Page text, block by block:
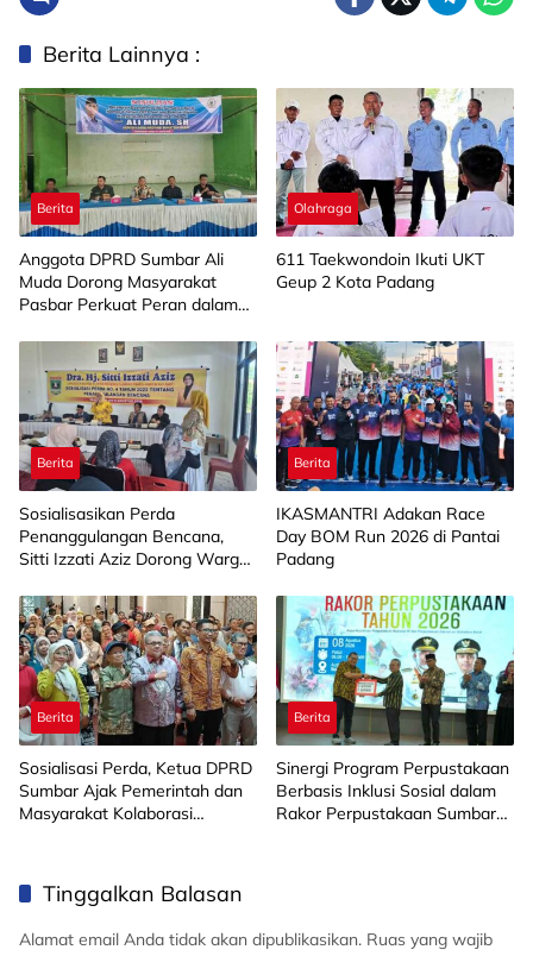
Berita Lainnya :
Berita
Anggota DPRD Sumbar Ali
Muda Dorong Masyarakat
Pasbar Perkuat Peran dalam
Olahraga
611 Taekwondoin Ikuti UKT
Geup 2 Kota Padang
Berita
Sosialisasikan Perda
Penanggulangan Bencana,
Sitti Izzati Aziz Dorong Warga
Kesiapsiagaan
Berita
IKASMANTRI Adakan Race
Day BOM Run 2026 di Pantai
Padang
Berita
Sosialisasi Perda, Ketua DPRD
Sumbar Ajak Pemerintah dan
Masyarakat Kolaborasi
Berita
Sinergi Program Perpustakaan
Berbasis Inklusi Sosial dalam
Rakor Perpustakaan Sumbar
Tinggalkan Balasan
Alamat email Anda tidak akan dipublikasikan. Ruas yang wajib